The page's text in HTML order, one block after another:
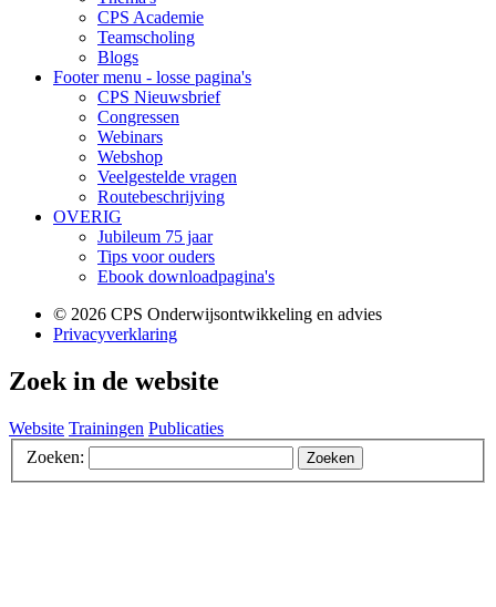
CPS Academie
Teamscholing
Blogs
Footer menu - losse pagina's
CPS Nieuwsbrief
Congressen
Webinars
Webshop
Veelgestelde vragen
Routebeschrijving
OVERIG
Jubileum 75 jaar
Tips voor ouders
Ebook downloadpagina's
©️ 2026 CPS Onderwijsontwikkeling en advies
Privacyverklaring
Zoek in de website
Website Trainingen Publicaties
Zoeken:
Zoeken